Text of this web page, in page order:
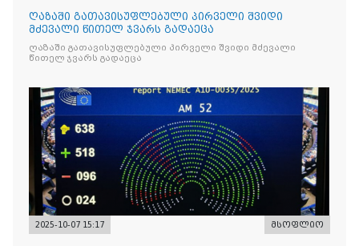
ღაზაში გათავისუფლებული პირველი შვიდი
მძევალი წითელ ჯვარს გადაეცა
ღაზაში გათავისუფლებული პირველი შვიდი მძევალი
წითელ ჯვარს გადაეცა
2025-10-07 15:17 მსოფლიო